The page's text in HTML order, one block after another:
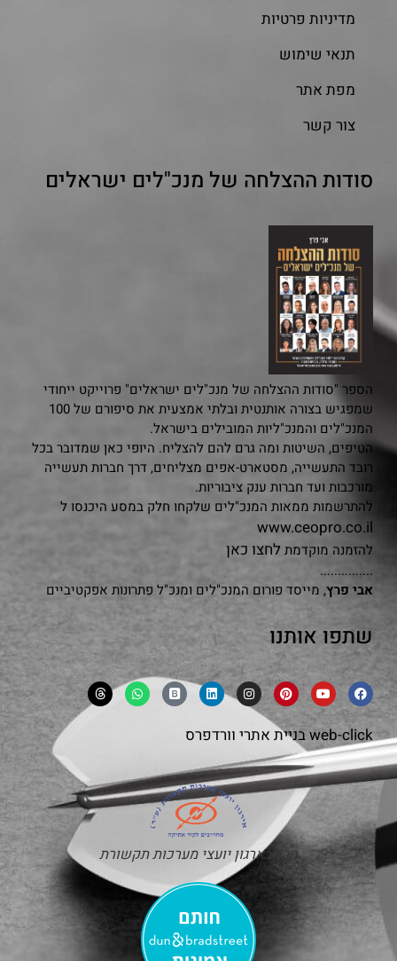
מדיניות פרטיות
תנאי שימוש
מפת אתר
צור קשר
סודות ההצלחה של מנכ"לים ישראלים
הספר "סודות ההצלחה של מנכ"לים ישראלים" פרוייקט ייחודי
שמפגיש בצורה אותנטית ובלתי אמצעית את סיפורם של 100
המנכ"לים והמנכ"ליות המובילים בישראל.
הטיפים, השיטות ומה גרם להם להצליח. היופי כאן שמדובר בכל
רובד התעשייה, מסטארט-אפים מצליחים, דרך חברות תעשייה
מורכבות ועד חברות ענק ציבוריות.
להתרשמות ממאות המנכ"לים שלקחו חלק במסע היכנסו ל
www.ceopro.co.il
להזמנה מוקדמת לחצו כאן
...............
אבי פרץ, מייסד פורום המנכ"לים ומנכ"ל פתרונות אפקטיביים
שתפו אותנו
web-clickבניית אתרי וורדפרס
חבר בארגון יועצי מערכות תקשורת